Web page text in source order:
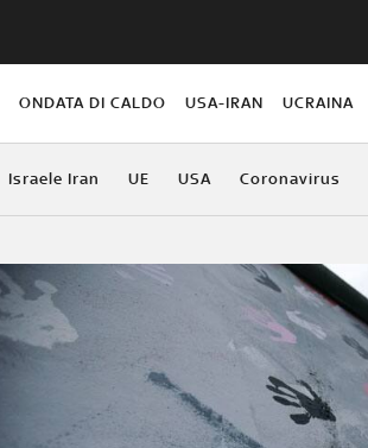
ONDATA DI CALDO USA-IRAN UCRAINA
Israele Iran UE USA Coronavirus